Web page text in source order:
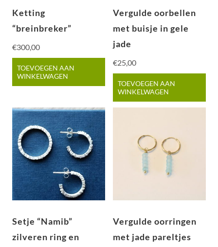
Ketting
“breinbreker”
€300,00
TOEVOEGEN AAN
WINKELWAGEN
Vergulde oorbellen
met buisje in gele
jade
€25,00
TOEVOEGEN AAN
WINKELWAGEN
Setje “Namib”
zilveren ring en
Vergulde oorringen
met jade pareltjes